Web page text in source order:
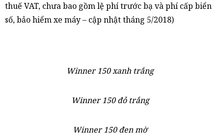
thuế VAT, chưa bao gồm lệ phí trước bạ và phí cấp biển
số, bảo hiểm xe máy – cập nhật tháng 5/2018)
Winner 150 xanh trắng
Winner 150 đỏ trắng
Winner 150 đen mờ